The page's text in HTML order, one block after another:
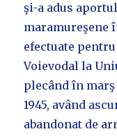
şi-a adus
maramureşene
efectuate
Voievodal la
plecând în marş
1945, având
abandonat de